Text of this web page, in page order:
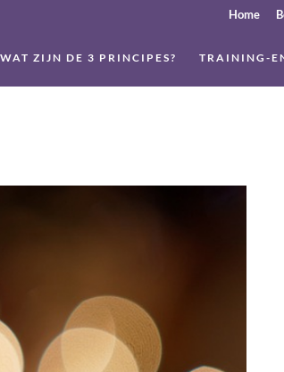
Home
WAT ZIJN DE 3 PRINCIPES? TRAINING-